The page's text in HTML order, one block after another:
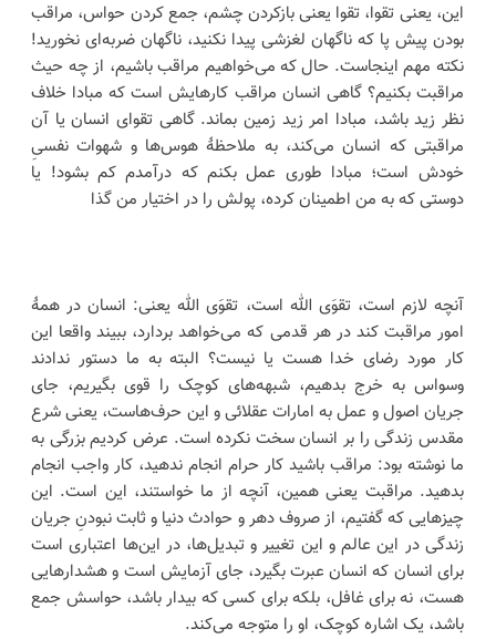
این، یعنی تقوا، تقوا یعنی بازکردن چشم، جمع کردن حواس، مراقب
بودن پیش پا که ناگهان لغزشی پیدا نکنید، ناگهان ضربه‌ای نخورید!
نکته مهم اینجاست. حال که می‌خواهیم مراقب باشیم، از چه حیث
مراقبت بکنیم؟ گاهی انسان مراقب کارهایش است که مبادا خلاف
نظر زید باشد، مبادا امر زید زمین بماند. گاهی تقوای انسان یا آن
مراقبتی که انسان می‌کند، به ملاحظۀ هوس‌ها و شهوات نفسیِ
خودش است؛ مبادا طوری عمل بکنم که درآمدم کم بشود! یا
دوستی که به من اطمینان کرده، پولش را در اختیار من گذا
آنچه لازم است، تقوَی الله است، تقوَی الله یعنی: انسان در همۀ
امور مراقبت کند در هر قدمی که می‌خواهد بردارد، ببیند واقعا این
کار مورد رضای خدا هست یا نیست؟ البته به ما دستور ندادند
وسواس به خرج بدهیم، شبهه‌های کوچک را قوی بگیریم، جای
جریان اصول و عمل به امارات عقلائی و این حرف‌هاست، یعنی شرع
مقدس زندگی را بر انسان سخت نکرده است. عرض کردیم بزرگی به
ما نوشته بود: مراقب باشید کار حرام انجام ندهید، کار واجب انجام
بدهید. مراقبت یعنی همین، آنچه از ما خواستند، این است. این
چیزهایی که گفتیم، از صروف دهر و حوادث دنیا و ثابت نبودنِ جریان
زندگی در این عالم و این تغییر و تبدیل‌ها، در این‌ها اعتباری است
برای انسان که انسان عبرت بگیرد، جای آزمایش است و هشدارهایی
هست، نه برای غافل، بلکه برای کسی که بیدار باشد، حواسش جمع
باشد، یک اشاره کوچک، او را متوجه می‌کند.